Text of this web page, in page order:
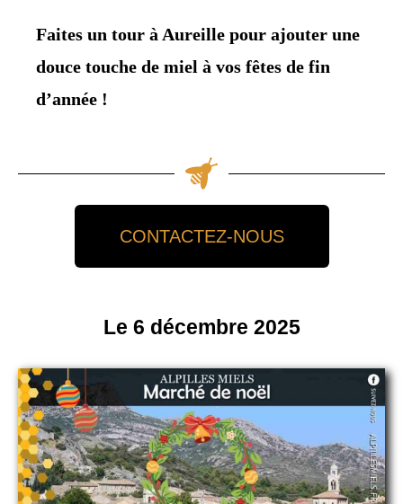
Faites un tour à Aureille pour ajouter une
douce touche de miel à vos fêtes de fin
d’année !
CONTACTEZ-NOUS
Le 6 décembre 2025